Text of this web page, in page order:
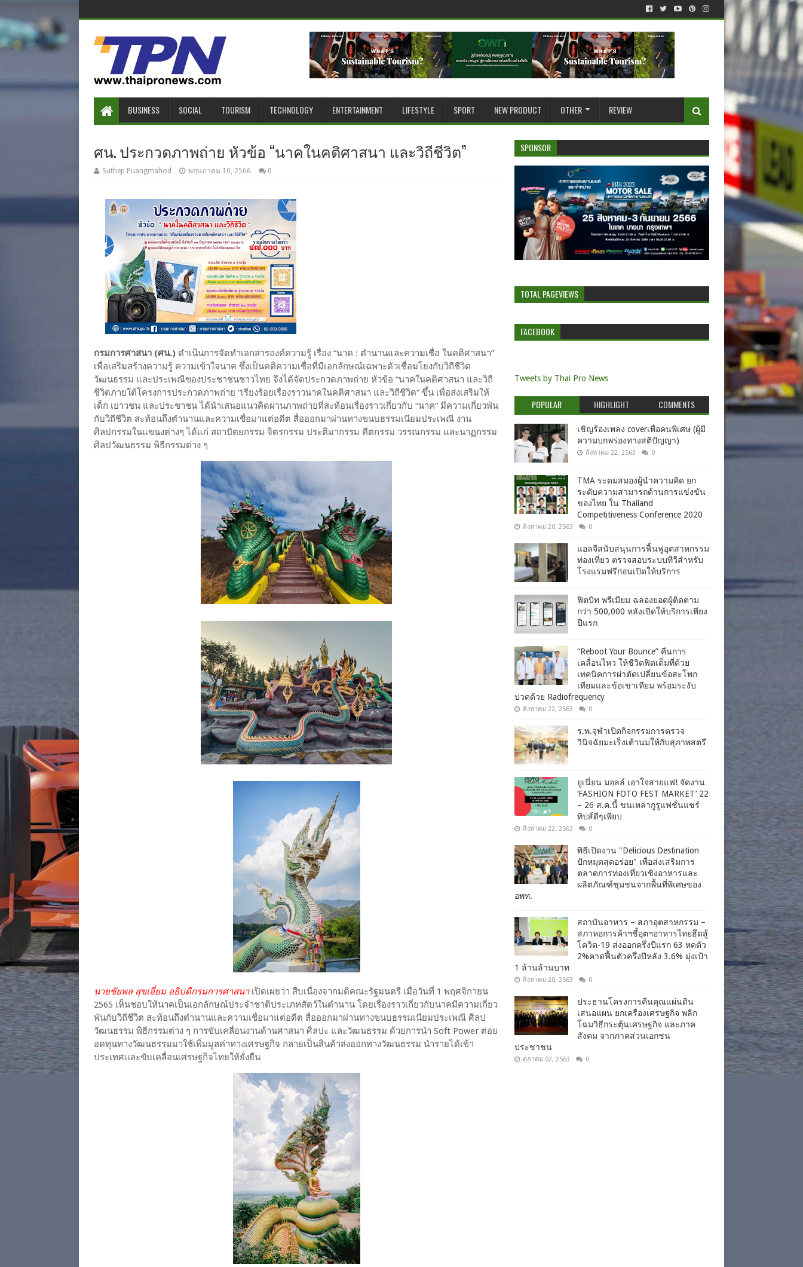
BUSINESS SOCIAL TOURISM TECHNOLOGY ENTERTAINMENT LIFESTYLE SPORT NEW PRODUCT OTHER REVIEW
ศน. ประกวดภาพถ่าย หัวข้อ “นาคในคติศาสนา และวิถีชีวิต”
Suthep Puangmahod พฤษภาคม 10, 2566 0
กรมการศาสนา (ศน.) ดำเนินการจัดทำเอกสารองค์ความรู้ เรื่อง “นาค : ตำนานและความเชื่อ ในคติศาสนา”
เพื่อเสริมสร้างความรู้ ความเข้าใจนาค ซึ่งเป็นคติความเชื่อที่มีเอกลักษณ์เฉพาะตัวเชื่อมโยงกับวิถีชีวิต
วัฒนธรรม และประเพณีของประชาชนชาวไทย จึงได้จัดประกวดภาพถ่าย หัวข้อ “นาคในคติศาสนา และวิถี
ชีวิตภายใต้โครงการประกวดภาพถ่าย “เรียงร้อยเรื่องราวนาคในคติศาสนา และวิถีชีวิต” ขึ้น เพื่อส่งเสริมให้
เด็ก เยาวชน และประชาชน ได้นำเสนอแนวคิดผ่านภาพถ่ายที่สะท้อนเรื่องราวเกี่ยวกับ “นาค” มีความเกี่ยวพัน
กับวิถีชีวิต สะท้อนถึงตำนานและความเชื่อมาแต่อดีต สื่อออกมาผ่านทางขนบธรรมเนียมประเพณี งาน
ศิลปกรรมในแขนงต่างๆ ได้แก่ สถาปัตยกรรม จิตรกรรม ประติมากรรม คีตกรรม วรรณกรรม และนาฏกรรม
ศิลปวัฒนธรรม พิธีกรรมต่าง ๆ
นายชัยพล สุขเอี่ยม อธิบดีกรมการศาสนาเปิดเผยว่า สืบเนื่องจากมติคณะรัฐมนตรี เมื่อวันที่ 1 พฤศจิกายน
2565 เห็นชอบให้นาคเป็นเอกลักษณ์ประจำชาติประเภทสัตว์ในตำนาน โดยเรื่องราวเกี่ยวกับนาคมีความเกี่ยว
พันกับวิถีชีวิต สะท้อนถึงตำนานและความเชื่อมาแต่อดีต สื่อออกมาผ่านทางขนบธรรมเนียมประเพณี ศิลป
วัฒนธรรม พิธีกรรมต่าง ๆ การขับเคลื่อนงานด้านศาสนา ศิลปะ และวัฒนธรรม ด้วยการนำ Soft Power ต่อย
อดทุนทางวัฒนธรรมมาใช้เพิ่มมูลค่าทางเศรษฐกิจ กลายเป็นสินค้าส่งออกทางวัฒนธรรม นำรายได้เข้า
ประเทศและขับเคลื่อนเศรษฐกิจไทยให้ยั่งยืน
SPONSOR
TOTAL PAGEVIEWS
FACEBOOK
Tweets by Thai Pro News
POPULAR HIGHLIGHT COMMENTS
เชิญร้องเพลง coverเพื่อคนพิเศษ (ผู้มี
ความบกพร่องทางสติปัญญา)
สิงหาคม 22, 2563 0
TMA ระดมสมองผู้นำความคิด ยก
ระดับความสามารถด้านการแข่งขัน
ของไทย ใน Thailand
Competitiveness Conference 2020
สิงหาคม 20, 2563 0
แอลจีสนับสนุนการฟื้นฟูอุตสาหกรรม
ท่องเที่ยว ตรวจสอบระบบทีวีสำหรับ
โรงแรมฟรีก่อนเปิดให้บริการ
ฟิตบิท พรีเมียม ฉลองยอดผู้ติดตาม
กว่า 500,000 หลังเปิดให้บริการเพียง
ปีแรก
“Reboot Your Bounce” คืนการ
เคลื่อนไหว ให้ชีวิตฟิตเต็มที่ด้วย
เทคนิคการผ่าตัดเปลี่ยนข้อสะโพก
เทียมและข้อเข่าเทียม พร้อมระงับ
ปวดด้วย Radiofrequency
สิงหาคม 22, 2563 0
ร.พ.จุฬาเปิดกิจกรรมการตรวจ
วินิจฉัยมะเร็งเต้านมให้กับสุภาพสตรี
ยูเนี่ยน มอลล์ เอาใจสายแฟ! จัดงาน
‘FASHION FOTO FEST MARKET’ 22
– 26 ส.ค.นี้ ขนเหล่ากูรูแฟชั่นแชร์
ทิปส์ดีๆเพียบ
สิงหาคม 22, 2563 0
พิธีเปิดงาน "Delicious Destination
ปักหมุดสุดอร่อย" เพื่อส่งเสริมการ
ตลาดการท่องเที่ยวเชิงอาหารและ
ผลิตภัณฑ์ชุมชนจากพื้นที่พิเศษของ
อพท.
สถาบันอาหาร – สภาอุตสาหกรรม –
สภาหอการค้าฯชี้อุตฯอาหารไทยฮึดสู้
โควิด-19 ส่งออกครึ่งปีแรก 63 หดตัว
2%คาดฟื้นตัวครึ่งปีหลัง 3.6% มุ่งเป้า
1 ล้านล้านบาท
สิงหาคม 20, 2563 0
ประธานโครงการคืนคุณแผ่นดิน
เสนอแผน ยกเครื่องเศรษฐกิจ พลิก
โฉมวิธีกระตุ้นเศรษฐกิจ และภาค
สังคม จากภาคส่วนเอกชน
ประชาชน
ตุลาคม 02, 2563 0